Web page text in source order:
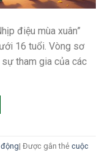
điệu mùa xuân”
16 tuổi. Vòng sơ
tham gia của các
| Được gắn thẻ cuộc